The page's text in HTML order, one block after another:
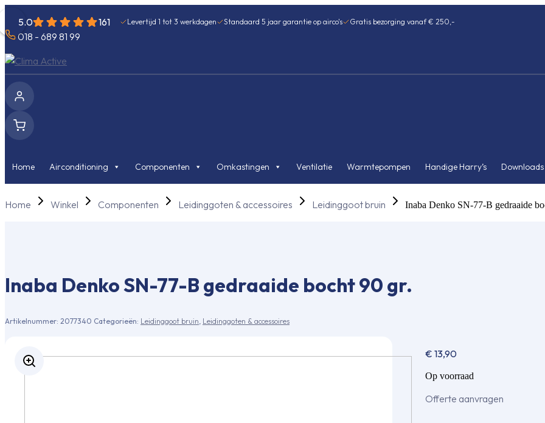
5.0 161 Levertijd 1 tot 3 werkdagen Standaard 5 jaar garantie op airco's Gratis bezorging vanaf € 250,-
018 - 689 81 99
Home Airconditioning Componenten Omkastingen Ventilatie Warmtepompen Handige Harry’s Downloads
Home Winkel Componenten Leidinggoten & accessoires Leidinggoot bruin Inaba Denko SN-77-B gedraaide
Inaba Denko SN-77-B gedraaide bocht 90 gr.
Artikelnummer: 2077340 Categorieën: Leidinggoot bruin Leidinggoten & accessoires
€ 13,90
Op voorraad
Offerte aanvragen